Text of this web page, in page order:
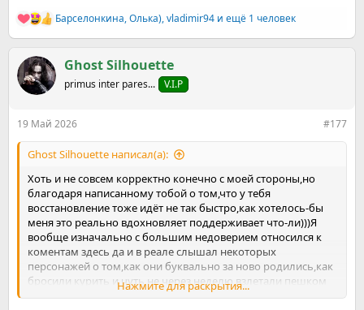
Р
е
к
ц
и
Барселонкина,Олька),vladimir94 и ещё 1 человек
Ghost Silhouette
primus inter pares... V.I.P
19 Май 2026 #177
Ghost Silhouette написал(а):
Хоть и не совсем корректно конечно с моей стороны,но
благодаря написанному тобой о том,что у тебя
восстановление тоже идёт не так быстро,как хотелось-бы
меня это реально вдохновляет поддерживает что-ли)))Я
вообще изначально с большим недоверием относился к
коментам здесь да и в реале слышал некоторых
персонажей о том,как они буквально за ново родились,как
бросили курить и чуть не через неделю взлетали пешком
на 20 этаж без признаков одышки и т.д и это после 30 лет
Нажмите для раскрытия...